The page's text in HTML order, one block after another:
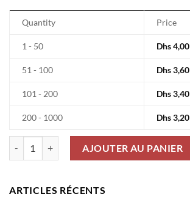
Quantity Price
1 - 50 Dhs4,00
51 - 100 Dhs3,60
101 - 200 Dhs3,40
200 - 1000 Dhs3,20
AJOUTER AU PANIER
ARTICLES RÉCENTS